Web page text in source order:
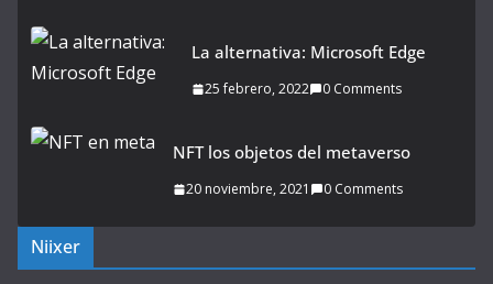
La alternativa: Microsoft Edge
25 febrero, 2022 0 Comments
NFT los objetos del metaverso
20 noviembre, 2021 0 Comments
Niixer